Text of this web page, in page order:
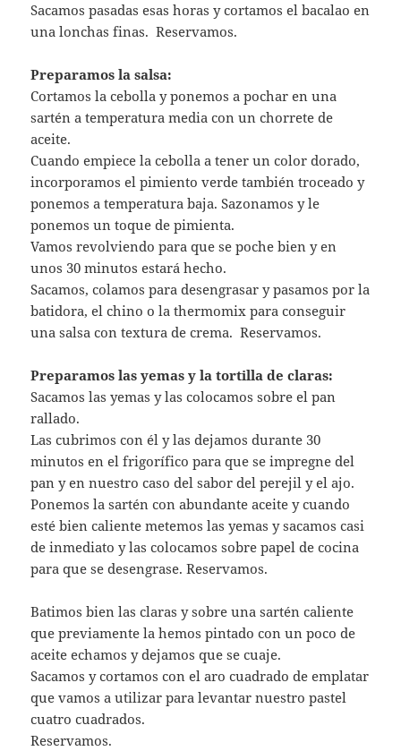
Sacamos pasadas esas horas y cortamos el bacalao en
una lonchas finas. Reservamos.
Preparamos la salsa:
Cortamos la cebolla y ponemos a pochar en una
sartén a temperatura media con un chorrete de
aceite.
Cuando empiece la cebolla a tener un color dorado,
incorporamos el pimiento verde también troceado y
ponemos a temperatura baja. Sazonamos y le
ponemos un toque de pimienta.
Vamos revolviendo para que se poche bien y en
unos 30 minutos estará hecho.
Sacamos, colamos para desengrasar y pasamos por la
batidora, el chino o la thermomix para conseguir
una salsa con textura de crema. Reservamos.
Preparamos las yemas y la tortilla de claras:
Sacamos las yemas y las colocamos sobre el pan
rallado.
Las cubrimos con él y las dejamos durante 30
minutos en el frigorífico para que se impregne del
pan y en nuestro caso del sabor del perejil y el ajo.
Ponemos la sartén con abundante aceite y cuando
esté bien caliente metemos las yemas y sacamos casi
de inmediato y las colocamos sobre papel de cocina
para que se desengrase. Reservamos.
Batimos bien las claras y sobre una sartén caliente
que previamente la hemos pintado con un poco de
aceite echamos y dejamos que se cuaje.
Sacamos y cortamos con el aro cuadrado de emplatar
que vamos a utilizar para levantar nuestro pastel
cuatro cuadrados.
Reservamos.